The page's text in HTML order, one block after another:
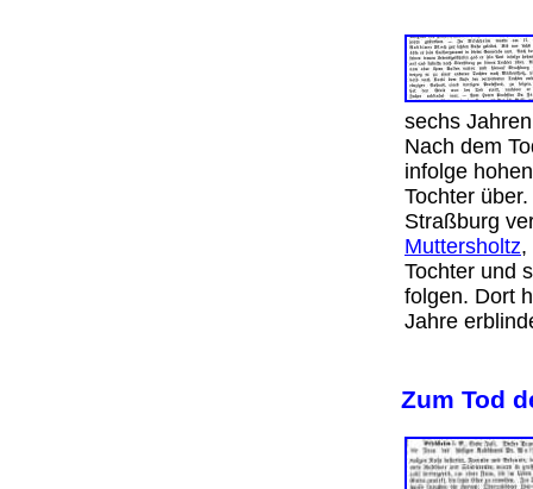
sechs
Nach dem
infolge
Tochter
Straßburg
Muttersholtz,
Tochter und
folgen. Dort
Jahre
Zum Tod